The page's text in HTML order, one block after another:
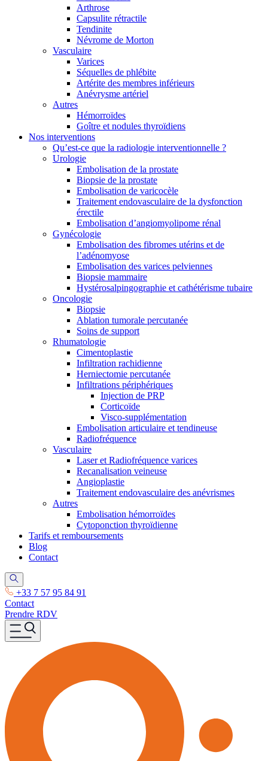
Arthrose
Capsulite rétractile
Tendinite
Névrome de Morton
Vasculaire
Varices
Séquelles de phlébite
Artérite des membres inférieurs
Anévrysme artériel
Autres
Hémorroïdes
Goître et nodules thyroïdiens
Nos interventions
Qu’est-ce que la radiologie interventionnelle ?
Urologie
Embolisation de la prostate
Biopsie de la prostate
Embolisation de varicocèle
Traitement endovasculaire de la dysfonction
érectile
Embolisation d’angiomyolipome rénal
Gynécologie
Embolisation des fibromes utérins et de
l’adénomyose
Embolisation des varices pelviennes
Biopsie mammaire
Hystérosalpingographie et cathétérisme tubaire
Oncologie
Biopsie
Ablation tumorale percutanée
Soins de support
Rhumatologie
Cimentoplastie
Infiltration rachidienne
Herniectomie percutanée
Infiltrations périphériques
Injection de PRP
Corticoïde
Visco-supplémentation
Embolisation articulaire et tendineuse
Radiofréquence
Vasculaire
Laser et Radiofréquence varices
Recanalisation veineuse
Angioplastie
Traitement endovasculaire des anévrismes
Autres
Embolisation hémorroïdes
Cytoponction thyroïdienne
Tarifs et remboursements
Blog
Contact
+33 7 57 95 84 91
Contact
Prendre RDV